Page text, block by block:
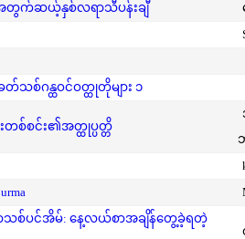
အတွက်ဆယ့်နှစ်လရာသီပန်းချီ
သစ်ဂန္ထဝင်ဝတ္ထုတိုများ ၁
တစ်စင်း၏အတ္ထုပ္ပတ္တိ
သစ်ပင်အိမ်: နေ့လယ်စာအချိန်တွေ့ခဲ့ရတဲ့